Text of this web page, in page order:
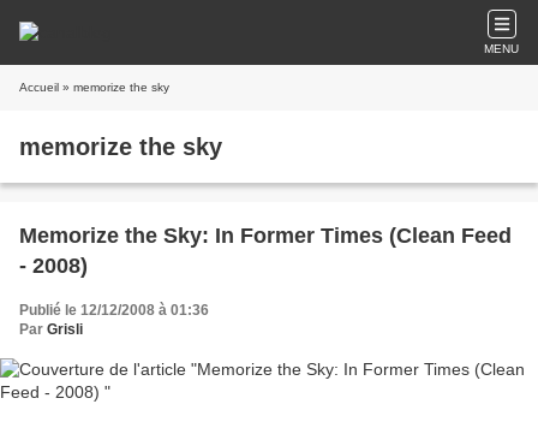
MENU
Accueil » memorize the sky
memorize the sky
Memorize the Sky: In Former Times (Clean Feed
- 2008)
Publié le 12/12/2008 à 01:36
Par Grisli